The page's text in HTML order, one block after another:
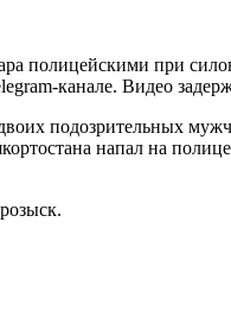
полицейскими при
канале. Видео
подозрительных
напал на